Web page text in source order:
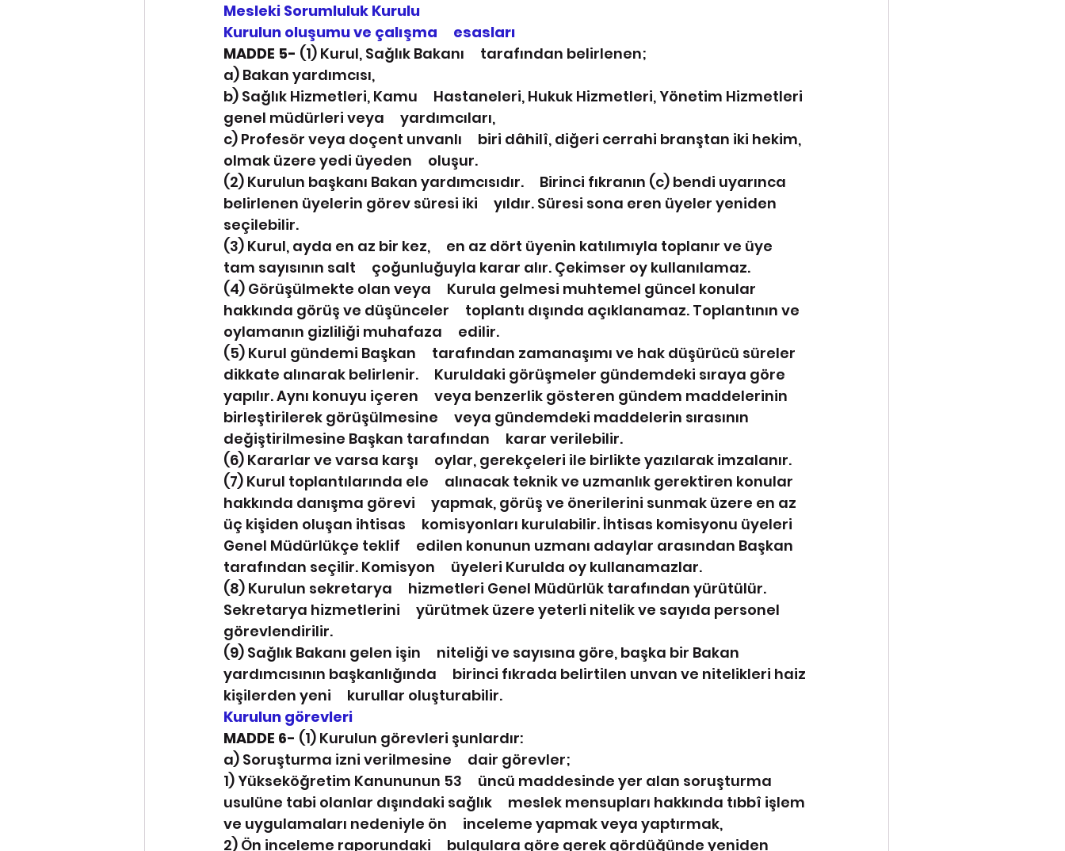
Mesleki Sorumluluk Kurulu
Kurulun oluşumu ve çalışma     esasları
MADDE 5- (1) Kurul, Sağlık Bakanı     tarafından belirlenen;
a) Bakan yardımcısı,
b) Sağlık Hizmetleri, Kamu     Hastaneleri, Hukuk Hizmetleri, Yönetim Hizmetleri
genel müdürleri veya     yardımcıları,
c) Profesör veya doçent unvanlı     biri dâhilî, diğeri cerrahi branştan iki hekim,
olmak üzere yedi üyeden     oluşur.
(2) Kurulun başkanı Bakan yardımcısıdır.     Birinci fıkranın (c) bendi uyarınca
belirlenen üyelerin görev süresi iki     yıldır. Süresi sona eren üyeler yeniden
seçilebilir.
(3) Kurul, ayda en az bir kez,     en az dört üyenin katılımıyla toplanır ve üye
tam sayısının salt     çoğunluğuyla karar alır. Çekimser oy kullanılamaz.
(4) Görüşülmekte olan veya     Kurula gelmesi muhtemel güncel konular
hakkında görüş ve düşünceler     toplantı dışında açıklanamaz. Toplantının ve
oylamanın gizliliği muhafaza     edilir.
(5) Kurul gündemi Başkan     tarafından zamanaşımı ve hak düşürücü süreler
dikkate alınarak belirlenir.     Kuruldaki görüşmeler gündemdeki sıraya göre
yapılır. Aynı konuyu içeren     veya benzerlik gösteren gündem maddelerinin
birleştirilerek görüşülmesine     veya gündemdeki maddelerin sırasının
değiştirilmesine Başkan tarafından     karar verilebilir.
(6) Kararlar ve varsa karşı     oylar, gerekçeleri ile birlikte yazılarak imzalanır.
(7) Kurul toplantılarında ele     alınacak teknik ve uzmanlık gerektiren konular
hakkında danışma görevi     yapmak, görüş ve önerilerini sunmak üzere en az
üç kişiden oluşan ihtisas     komisyonları kurulabilir. İhtisas komisyonu üyeleri
Genel Müdürlükçe teklif     edilen konunun uzmanı adaylar arasından Başkan
tarafından seçilir. Komisyon     üyeleri Kurulda oy kullanamazlar.
(8) Kurulun sekretarya     hizmetleri Genel Müdürlük tarafından yürütülür.
Sekretarya hizmetlerini     yürütmek üzere yeterli nitelik ve sayıda personel
görevlendirilir.
(9) Sağlık Bakanı gelen işin     niteliği ve sayısına göre, başka bir Bakan
yardımcısının başkanlığında     birinci fıkrada belirtilen unvan ve nitelikleri haiz
kişilerden yeni     kurullar oluşturabilir.
Kurulun görevleri
MADDE 6- (1) Kurulun görevleri şunlardır:
a) Soruşturma izni verilmesine     dair görevler;
1) Yükseköğretim Kanununun 53     üncü maddesinde yer alan soruşturma
usulüne tabi olanlar dışındaki sağlık     meslek mensupları hakkında tıbbî işlem
ve uygulamaları nedeniyle ön     inceleme yapmak veya yaptırmak,
2) Ön inceleme raporundaki     bulgulara göre gerek gördüğünde yeniden